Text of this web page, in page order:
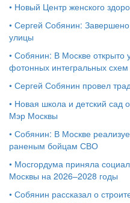
• Новый Центр женского
• Сергей Собянин:
улицы
• Собянин: В Москве открыто
фотонных интегральных схем
• Сергей Собянин провел
• Новая школа и детский
Мэр Москвы
• Собянин: В Москве
раненым бойцам СВО
• Мосгордума приняла
Москвы на 2026–2028 годы
• Собянин рассказал о